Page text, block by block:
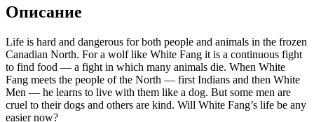
Описание
Life is hard and dangerous for both people and animals in the frozen
Canadian North. For a wolf like White Fang it is a continuous fight
to find food — a fight in which many animals die. When White
Fang meets the people of the North — first Indians and then White
Men — he learns to live with them like a dog. But some men are
cruel to their dogs and others are kind. Will White Fang’s life be any
easier now?